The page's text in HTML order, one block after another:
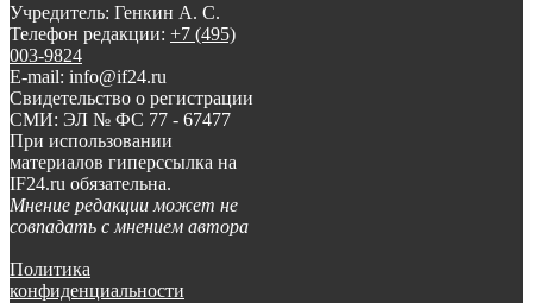
Учредитель: Генкин А. С.
Телефон редакции: +7 (495)
003-9824
E-mail: info@if24.ru
Свидетельство о регистрации
СМИ: ЭЛ № ФС 77 - 67477
При использовании
материалов гиперссылка на
IF24.ru обязательна.
Мнение редакции может не
совпадать с мнением автора
Политика
конфиденциальности